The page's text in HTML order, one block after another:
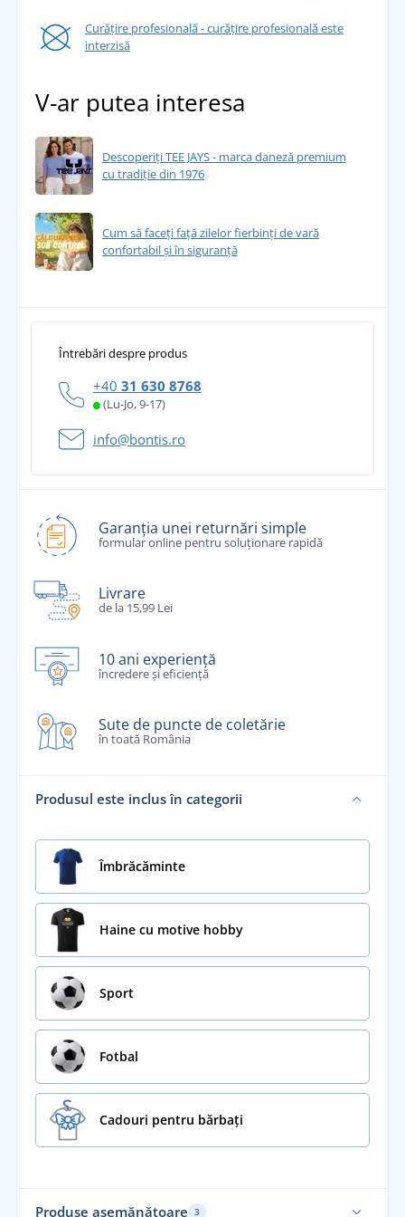
Curățire profesională - curățire profesională este
interzisă
V-ar putea interesa
Descoperiți TEE JAYS - marca daneză premium
cu tradiție din 1976
Cum să faceți față zilelor fierbinți de vară
confortabil și în siguranță
Întrebări despre produs
+40 31 630 8768
(Lu-Jo, 9-17)
info@bontis.ro
Garanția unei returnări simple
formular online pentru soluționare rapidă
Livrare
de la 15,99 Lei
10 ani experiență
încredere și eficiență
Sute de puncte de coletărie
în toată România
Produsul este inclus în categorii
Îmbrăcăminte
Haine cu motive hobby
Sport
Fotbal
Cadouri pentru bărbați
Produse asemănătoare 3